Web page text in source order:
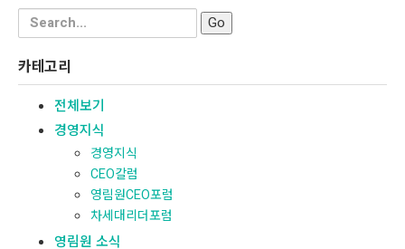
Search
for:
카테고리
전체보기
경영지식
경영지식
CEO칼럼
영림원CEO포럼
차세대리더포럼
영림원 소식